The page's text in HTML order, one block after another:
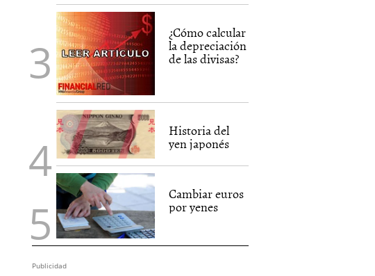
¿Cómo calcular
la depreciación
de las divisas?
Historia del
yen japonés
Cambiar euros
por yenes
Publicidad